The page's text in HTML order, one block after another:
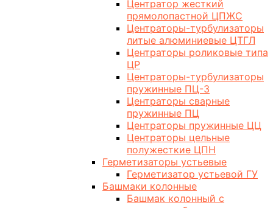
Центратор жесткий
прямолопастной ЦПЖС
Центраторы-турбулизаторы
литые алюминиевые ЦТГЛ
Центраторы роликовые типа
ЦР
Центраторы-турбулизаторы
пружинные ПЦ-3
Центраторы сварные
пружинные ПЦ
Центраторы пружинные ЦЦ
Центраторы цельные
полужесткие ЦПН
Герметизаторы устьевые
Герметизатор устьевой ГУ
Башмаки колонные
Башмак колонный с